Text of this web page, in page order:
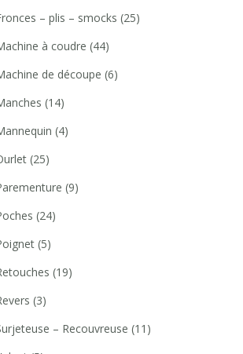
– plis – smocks (25)
à coudre (44)
de découpe (6)
(14)
(4)
(25)
(9)
(24)
(5)
(19)
(3)
– Recouvreuse (11)